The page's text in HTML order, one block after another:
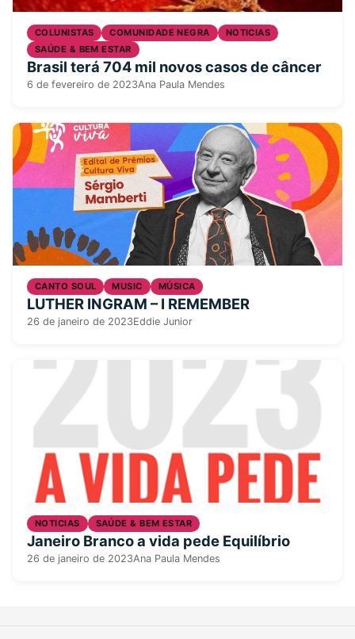
COLUNISTAS COMUNIDADE NEGRA
NOTICIAS
SAÚDE & BEM ESTAR
Brasil terá 704 mil novos casos de câncer
6 de fevereiro de 2023Ana Paula Mendes
CANTO SOUL MUSIC MÚSICA
LUTHER INGRAM – I REMEMBER
26 de janeiro de 2023Eddie Junior
NOTICIAS SAÚDE & BEM ESTAR
Janeiro Branco a vida pede Equilíbrio
26 de janeiro de 2023Ana Paula Mendes